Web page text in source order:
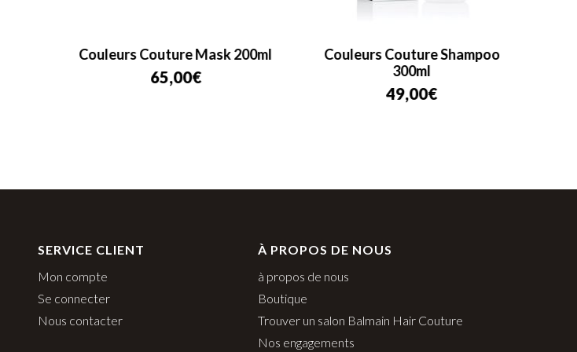
Couleurs Couture Mask 200ml
65,00€
Couleurs Couture Shampoo
300ml
49,00€
SERVICE CLIENT
Mon compte
Se connecter
Nous contacter
À PROPOS DE NOUS
à propos de nous
Boutique
Trouver un salon Balmain Hair Couture
Nos engagements